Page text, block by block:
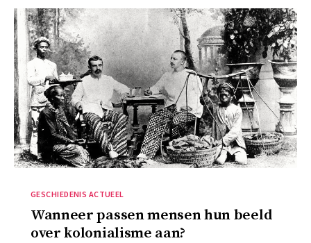
Categorieën
GESCHIEDENIS ACTUEEL
Wanneer passen mensen hun beeld
over kolonialisme aan?